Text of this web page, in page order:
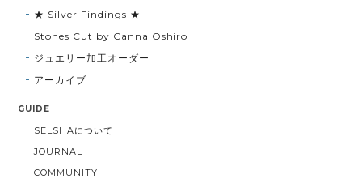
★ Silver Findings ★
Stones Cut by Canna Oshiro
ジュエリー加工オーダー
アーカイブ
GUIDE
SELSHAについて
JOURNAL
COMMUNITY